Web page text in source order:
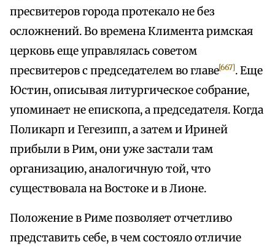
пресвитеров города протекало не без
осложнений. Во времена Климента римская
церковь еще управлялась советом
пресвитеров с председателем во главе[667]. Еще
Юстин, описывая литургическое собрание,
упоминает не епископа, а председателя. Когда
Поликарп и Гегезипп, а затем и Ириней
прибыли в Рим, они уже застали там
организацию, аналогичную той, что
существовала на Востоке и в Лионе.
Положение в Риме позволяет отчетливо
представить себе, в чем состояло отличие